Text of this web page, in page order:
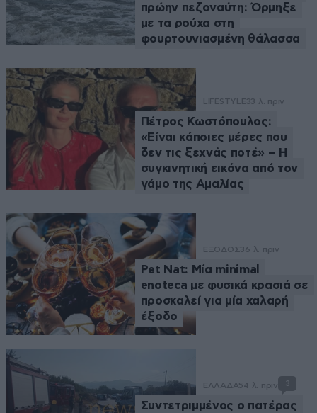
πρώην πεζοναύτη: Όρμηξε
με τα ρούχα στη
φουρτουνιασμένη θάλασσα
LIFESTYLE33 λ. πριν
Πέτρος Κωστόπουλος:
«Είναι κάποιες μέρες που
δεν τις ξεχνάς ποτέ» – Η
συγκινητική εικόνα από τον
γάμο της Αμαλίας
ΕΞΟΔΟΣ36 λ. πριν
Pet Nat: Μία minimal
enoteca με φυσικά κρασιά σε
προσκαλεί για μία χαλαρή
έξοδο
ΕΛΛΑΔΑ54 λ. πριν 3
Συντετριμμένος ο πατέρας